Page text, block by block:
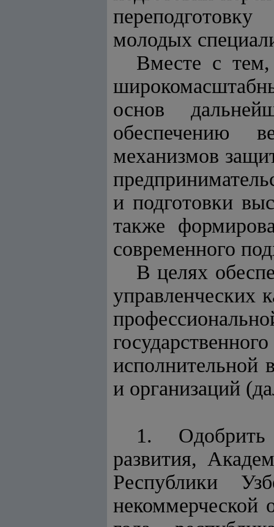
молодых
Вместе с
основ
обеспечению
механизмов
и подготовки
также
современного
В целях
управленческих
исполнительной
и организаций
1. Одобрить
развития,
Республики
некоммерческой